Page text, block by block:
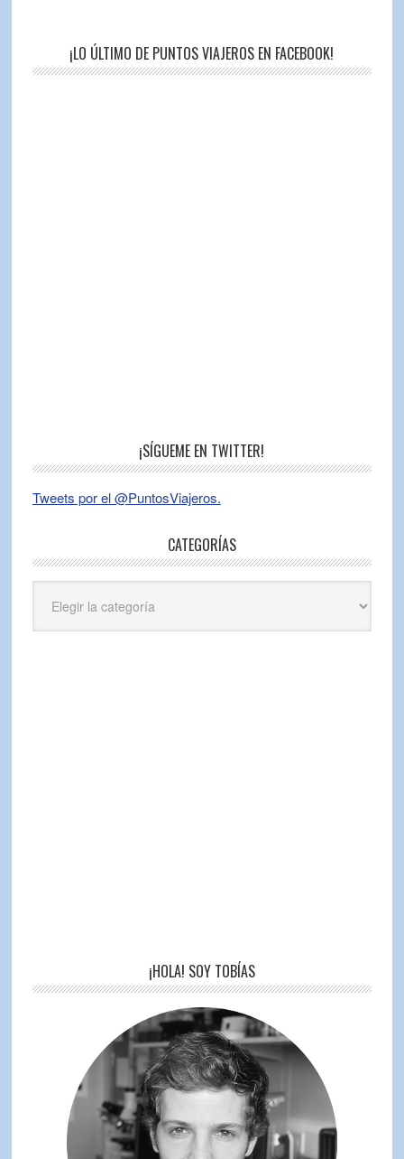
¡LO ÚLTIMO DE PUNTOS VIAJEROS EN FACEBOOK!
¡SÍGUEME EN TWITTER!
Tweets por el @PuntosViajeros.
CATEGORÍAS
¡HOLA! SOY TOBÍAS